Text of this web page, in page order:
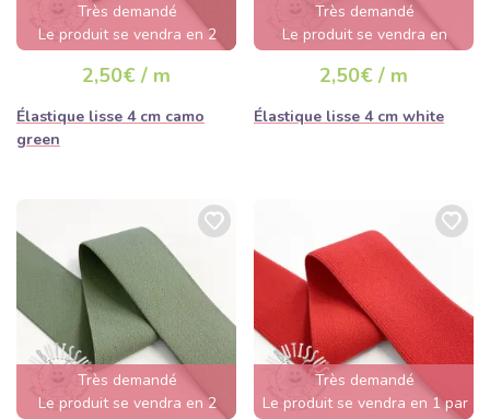
Très demandé
Le produit se vendra en 2
2,50€ / m
Élastique lisse 4 cm camo
green
Très demandé
Le produit se vendra en
2,50€ / m
Élastique lisse 4 cm white
Très demandé
Le produit se vendra en 2
Très demandé
Le produit se vendra en 1 par